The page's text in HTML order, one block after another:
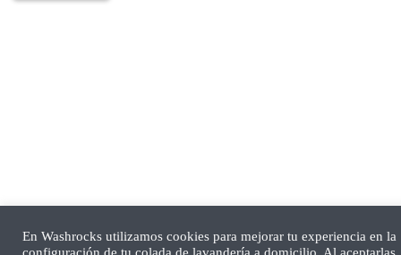
En Washrocks utilizamos cookies para mejorar tu experiencia en la